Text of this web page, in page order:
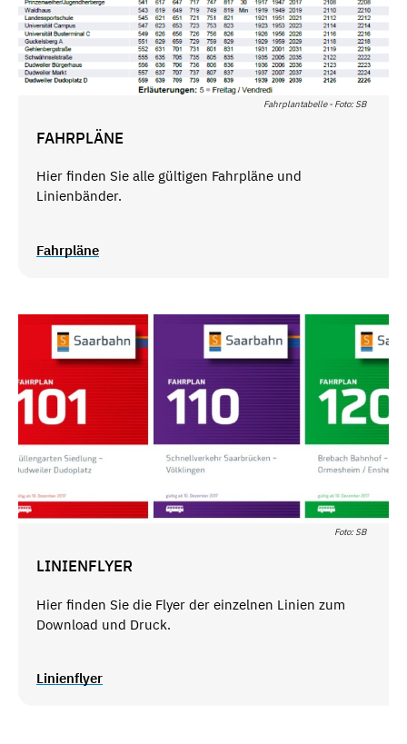
Fahrplantabelle - Foto: SB
FAHRPLÄNE
Hier finden Sie alle gültigen Fahrpläne und
Linienbänder.
Fahrpläne
Foto: SB
LINIENFLYER
Hier finden Sie die Flyer der einzelnen Linien zum
Download und Druck.
Linienflyer